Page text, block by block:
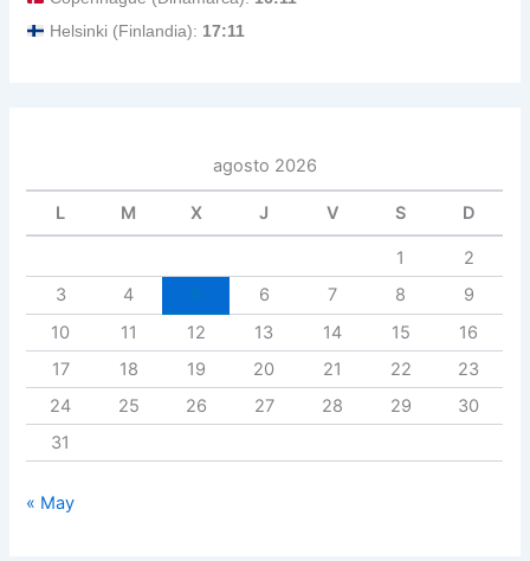
Helsinki (Finlandia): 17:11
agosto 2026
L M X J V S D
1
2
3
4 6 7 8
9
10
11 12 13 14 15
16
17
18 19 20 21 22
23
24
25 26 27 28 29
30
31
« May